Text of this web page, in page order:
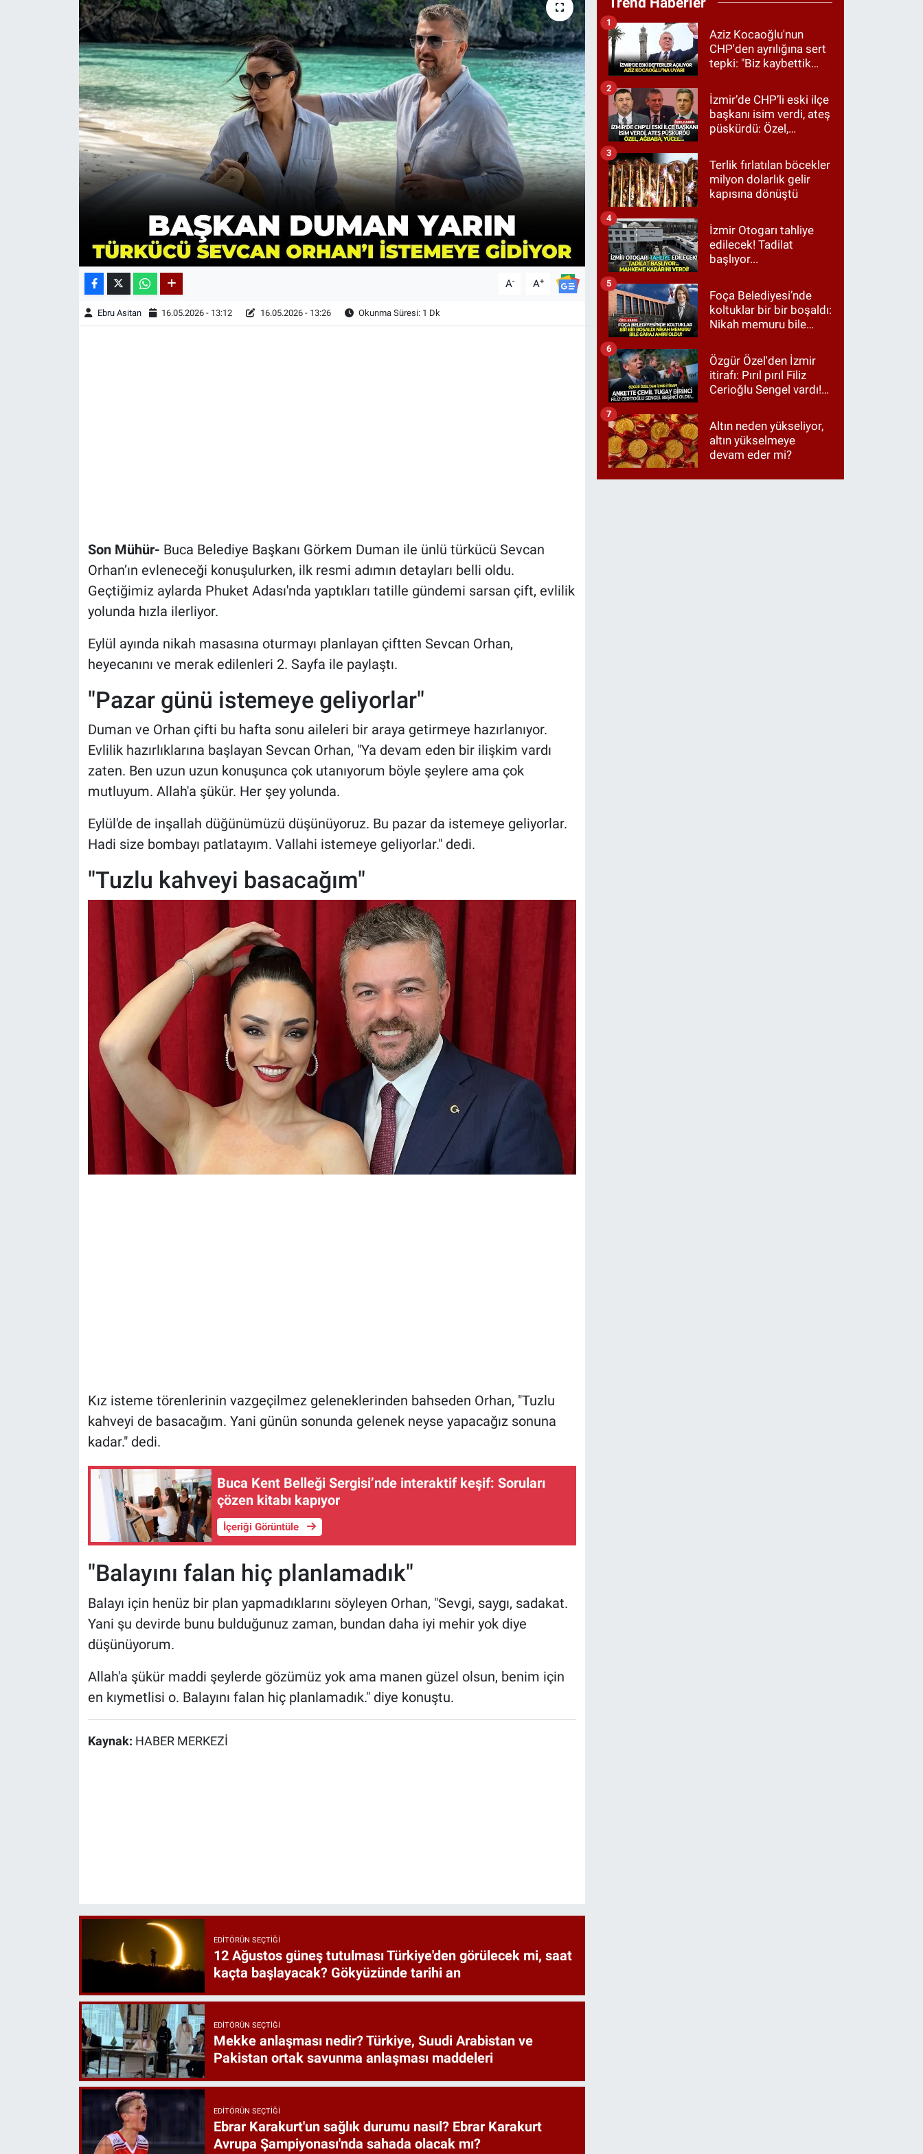
A- A+
Ebru Asitan 16.05.2026 - 13:12 16.05.2026 - 13:26 Okunma Süresi: 1 Dk
Son Mühür- Buca Belediye Başkanı Görkem Duman ile ünlü türkücü Sevcan
Orhan’ın evleneceği konuşulurken, ilk resmi adımın detayları belli oldu.
Geçtiğimiz aylarda Phuket Adası'nda yaptıkları tatille gündemi sarsan çift, evlilik
yolunda hızla ilerliyor.
Eylül ayında nikah masasına oturmayı planlayan çiftten Sevcan Orhan,
heyecanını ve merak edilenleri 2. Sayfa ile paylaştı.
"Pazar günü istemeye geliyorlar"
Duman ve Orhan çifti bu hafta sonu aileleri bir araya getirmeye hazırlanıyor.
Evlilik hazırlıklarına başlayan Sevcan Orhan, "Ya devam eden bir ilişkim vardı
zaten. Ben uzun uzun konuşunca çok utanıyorum böyle şeylere ama çok
mutluyum. Allah'a şükür. Her şey yolunda.
Eylül'de de inşallah düğünümüzü düşünüyoruz. Bu pazar da istemeye geliyorlar.
Hadi size bombayı patlatayım. Vallahi istemeye geliyorlar." dedi.
"Tuzlu kahveyi basacağım"
Kız isteme törenlerinin vazgeçilmez geleneklerinden bahseden Orhan, "Tuzlu
kahveyi de basacağım. Yani günün sonunda gelenek neyse yapacağız sonuna
kadar." dedi.
Buca Kent Belleği Sergisi’nde interaktif keşif: Soruları
çözen kitabı kapıyor
İçeriği Görüntüle
"Balayını falan hiç planlamadık"
Balayı için henüz bir plan yapmadıklarını söyleyen Orhan, "Sevgi, saygı, sadakat.
Yani şu devirde bunu bulduğunuz zaman, bundan daha iyi mehir yok diye
düşünüyorum.
Allah'a şükür maddi şeylerde gözümüz yok ama manen güzel olsun, benim için
en kıymetlisi o. Balayını falan hiç planlamadık." diye konuştu.
Kaynak: HABER MERKEZİ
EDITÖRÜN SEÇTIĞI
12 Ağustos güneş tutulması Türkiye'den görülecek mi, saat
kaçta başlayacak? Gökyüzünde tarihi an
EDITÖRÜN SEÇTIĞI
Mekke anlaşması nedir? Türkiye, Suudi Arabistan ve
Pakistan ortak savunma anlaşması maddeleri
EDITÖRÜN SEÇTIĞI
Ebrar Karakurt'un sağlık durumu nasıl? Ebrar Karakurt
Avrupa Şampiyonası'nda sahada olacak mı?
Aziz Kocaoğlu'nun
CHP'den ayrılığına sert
tepki: "Biz kaybettik
etmedik"
1
İzmir’de CHP’li eski ilçe
başkanı isim verdi, ateş
püskürdü: Özel,
2
Terlik fırlatılan böcekler
milyon dolarlık gelir
kapısına dönüştü
3
İzmir Otogarı tahliye
edilecek! Tadilat
başlıyor...
4
Foça Belediyesi’nde
koltuklar bir bir boşaldı:
Nikah memuru bile
5
Özgür Özel'den İzmir
itirafı: Pırıl pırıl Filiz
Cerioğlu Sengel vardı!
Tugay birinci çıktı
6
Altın neden yükseliyor,
altın yükselmeye
devam eder mi?
7